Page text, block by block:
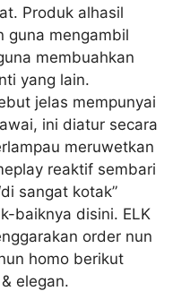
Produk alhasil
guna mengambil
membuahkan
yang lain.
jelas mempunyai
ini diatur secara
meruwetkan
reaktif sembari
sangat kotak”
baiknya disini. ELK
order nun
homo berikut
elegan.